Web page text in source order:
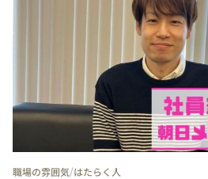
職場の雰囲気/はたらく人